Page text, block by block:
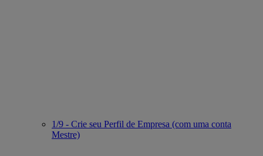
1/9 - Crie seu Perfil de Empresa (com uma conta
Mestre)